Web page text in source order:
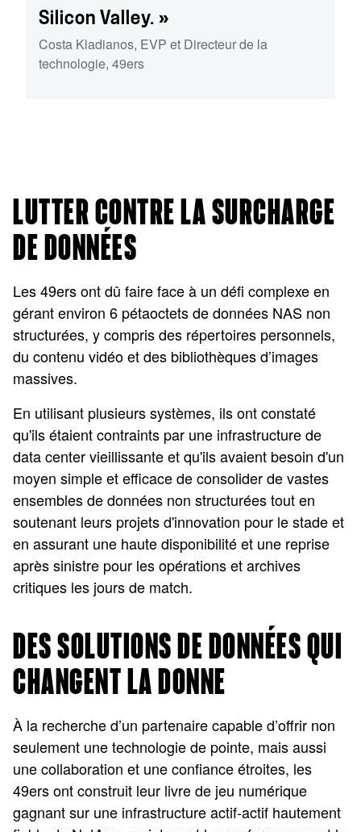
Silicon Valley. »
Costa Kladianos, EVP et Directeur de la
technologie, 49ers
LUTTER CONTRE LA SURCHARGE
DE DONNÉES
Les 49ers ont dû faire face à un défi complexe en
gérant environ 6 pétaoctets de données NAS non
structurées, y compris des répertoires personnels,
du contenu vidéo et des bibliothèques d’images
massives.
En utilisant plusieurs systèmes, ils ont constaté
qu'ils étaient contraints par une infrastructure de
data center vieillissante et qu'ils avaient besoin d'un
moyen simple et efficace de consolider de vastes
ensembles de données non structurées tout en
soutenant leurs projets d'innovation pour le stade et
en assurant une haute disponibilité et une reprise
après sinistre pour les opérations et archives
critiques les jours de match.
DES SOLUTIONS DE DONNÉES QUI
CHANGENT LA DONNE
À la recherche d’un partenaire capable d’offrir non
seulement une technologie de pointe, mais aussi
une collaboration et une confiance étroites, les
49ers ont construit leur livre de jeu numérique
gagnant sur une infrastructure actif-actif hautement